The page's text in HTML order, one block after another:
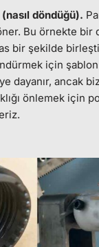
döndüğü).
Bu örnekte bir
bir şekilde
için
dayanır, ancak
önlemek için